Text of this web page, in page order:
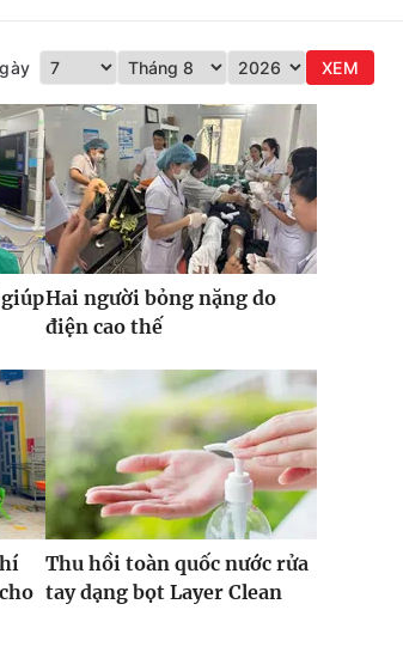
XEM
Hai người bỏng nặng do
điện cao thế
Thu hồi toàn quốc nước rửa
tay dạng bọt Layer Clean